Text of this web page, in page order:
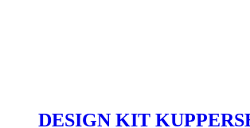
DESIGN KIT